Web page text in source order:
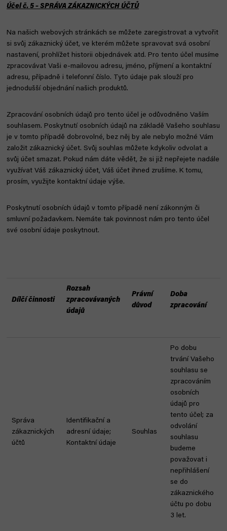
Účel č. 5 – SPRÁVA ZÁKAZNICKÝCH ÚČTŮ
Na našich webových stránkách se můžete zaregistrovat a vytvořit
si svůj zákaznický účet, ve kterém můžete spravovat svá osobní
nastavení, prohlížet historii objednávek atd. Pro tento účel musíme
zpracovávat Vaši e-mailovou adresu, jméno, příjmení a kontaktní
adresu, případně i telefonní číslo. Tyto údaje pak slouží pro
jednodušší objednání našich produktů.
Zpracování osobních údajů pro tento účel je odůvodněno Vaším
souhlasem. Poskytnutí osobních údajů na základě Vašeho souhlasu
je v tomto případě dobrovolné, bez něj by ale nebylo možné Vám
založit zákaznický účet. Svůj souhlas můžete kdykoliv odvolat a
svůj účet smazat. Pokud nám dáte vědět, že si již nepřejete nadále
využívat Váš zákaznický účet, Váš účet ihned zrušíme. K tomu,
prosím, využijte kontaktní údaje výše.
Poskytnutí osobních údajů v tomto případě není zákonným či
smluvní požadavkem. Nemáte tak povinnost nám pro tento účel
své osobní údaje poskytnout.
Dílčí činnosti
Rozsah
zpracovávaných
údajů
Právní
důvod
Doba
zpracování
Správa
zákaznických
účtů
Identifikační a
adresní údaje;
Kontaktní údaje
Souhlas
Po dobu
trvání Vašeho
souhlasu se
zpracováním
osobních
údajů pro
tento účel; za
odvolání
souhlasu
budeme
považovat i
nepřihlášení
se do
zákaznického
účtu po dobu
3 let.